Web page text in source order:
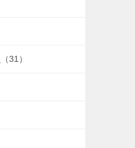
（31）